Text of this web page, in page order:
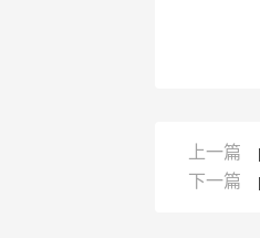
上一篇
下一篇